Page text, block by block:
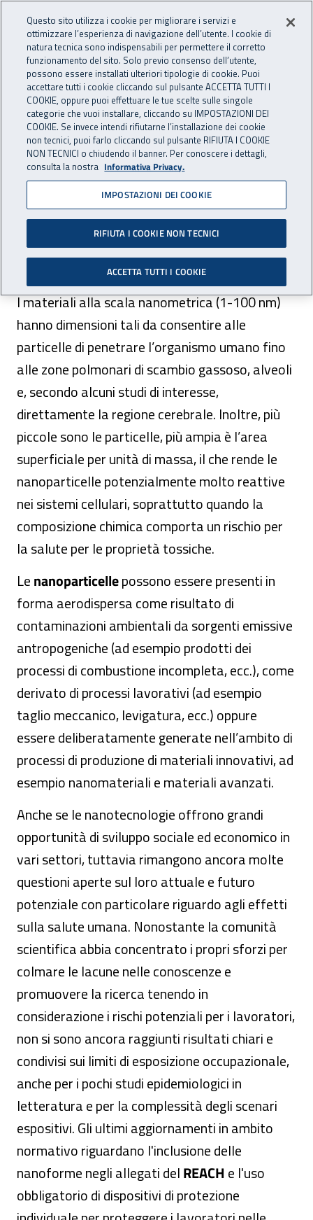
INAIL - Istituto Nazionale
RICERCA E
INNOVAZIONE
TECNOLOGICA
Apri cerca
Navigazione principale
Navigazione - Ti trovi in:
Home Ricerca e Innovazione tecnologica
Ambiti di ricerca
Area salute sul lavoro
Rischi da agenti chimici
Nanomateriali:
caratterizzazione dell’esposizione
Nanomateriali:
caratterizzazione
dell’esposizione
I materiali alla scala nanometrica (1-100 nm)
hanno dimensioni tali da consentire alle
particelle di penetrare l’organismo umano fino
alle zone polmonari di scambio gassoso, alveoli
e, secondo alcuni studi di interesse,
direttamente la regione cerebrale. Inoltre, più
piccole sono le particelle, più ampia è l’area
superficiale per unità di massa, il che rende le
nanoparticelle potenzialmente molto reattive
nei sistemi cellulari, soprattutto quando la
composizione chimica comporta un rischio per
la salute per le proprietà tossiche.
Lenanoparticellepossono essere presenti in
forma aerodispersa come risultato di
contaminazioni ambientali da sorgenti emissive
antropogeniche (ad esempio prodotti dei
processi di combustione incompleta, ecc.), come
derivato di processi lavorativi (ad esempio
taglio meccanico, levigatura, ecc.) oppure
essere deliberatamente generate nell’ambito di
processi di produzione di materiali innovativi, ad
esempio nanomateriali e materiali avanzati.
Anche se le nanotecnologie offrono grandi
opportunità di sviluppo sociale ed economico in
vari settori, tuttavia rimangono ancora molte
questioni aperte sul loro attuale e futuro
potenziale con particolare riguardo agli effetti
sulla salute umana. Nonostante la comunità
scientifica abbia concentrato i propri sforzi per
colmare le lacune nelle conoscenze e
promuovere la ricerca tenendo in
considerazione i rischi potenziali per i lavoratori,
non si sono ancora raggiunti risultati chiari e
condivisi sui limiti di esposizione occupazionale,
anche per i pochi studi epidemiologici in
letteratura e per la complessità degli scenari
espositivi. Gli ultimi aggiornamenti in ambito
normativo riguardano l'inclusione delle
nanoforme negli allegati delREACH e l'uso
obbligatorio di dispositivi di protezione
Questo sito utilizza i cookie per migliorare i servizi e
ottimizzare l’esperienza di navigazione dell’utente. I cookie di
natura tecnica sono indispensabili per permettere il corretto
funzionamento del sito. Solo previo consenso dell’utente,
possono essere installati ulteriori tipologie di cookie. Puoi
accettare tutti i cookie cliccando sul pulsante ACCETTA TUTTI I
COOKIE, oppure puoi effettuare le tue scelte sulle singole
categorie che vuoi installare, cliccando su IMPOSTAZIONI DEI
COOKIE. Se invece intendi rifiutarne l’installazione dei cookie
non tecnici, puoi farlo cliccando sul pulsante RIFIUTA I COOKIE
NON TECNICI o chiudendo il banner. Per conoscere i dettagli,
consulta la nostra Informativa Privacy.
IMPOSTAZIONI DEI COOKIE
RIFIUTA I COOKIE NON TECNICI
ACCETTA TUTTI I COOKIE